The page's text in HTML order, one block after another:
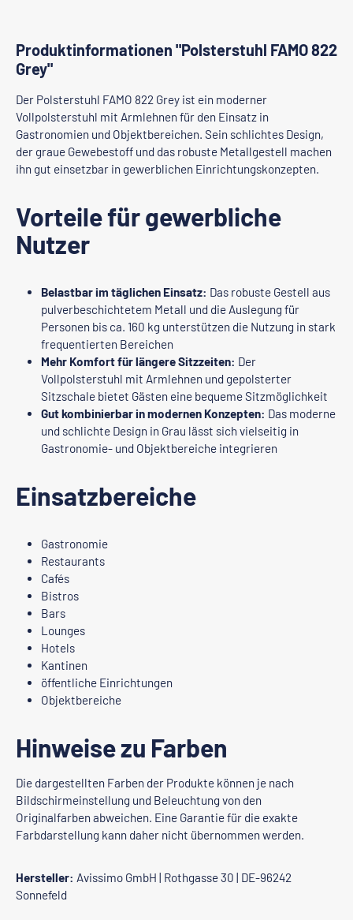
Produktinformationen "Polsterstuhl FAMO 822
Grey"
Der Polsterstuhl FAMO 822 Grey ist ein moderner
Vollpolsterstuhl mit Armlehnen für den Einsatz in
Gastronomien und Objektbereichen. Sein schlichtes Design,
der graue Gewebestoff und das robuste Metallgestell machen
ihn gut einsetzbar in gewerblichen Einrichtungskonzepten.
Vorteile für gewerbliche
Nutzer
Belastbar im täglichen Einsatz: Das robuste Gestell aus
pulverbeschichtetem Metall und die Auslegung für
Personen bis ca. 160 kg unterstützen die Nutzung in stark
frequentierten Bereichen
Mehr Komfort für längere Sitzzeiten: Der
Vollpolsterstuhl mit Armlehnen und gepolsterter
Sitzschale bietet Gästen eine bequeme Sitzmöglichkeit
Gut kombinierbar in modernen Konzepten: Das moderne
und schlichte Design in Grau lässt sich vielseitig in
Gastronomie- und Objektbereiche integrieren
Einsatzbereiche
Gastronomie
Restaurants
Cafés
Bistros
Bars
Lounges
Hotels
Kantinen
öffentliche Einrichtungen
Objektbereiche
Hinweise zu Farben
Die dargestellten Farben der Produkte können je nach
Bildschirmeinstellung und Beleuchtung von den
Originalfarben abweichen. Eine Garantie für die exakte
Farbdarstellung kann daher nicht übernommen werden.
Hersteller: Avissimo GmbH | Rothgasse 30 | DE-96242
Sonnefeld